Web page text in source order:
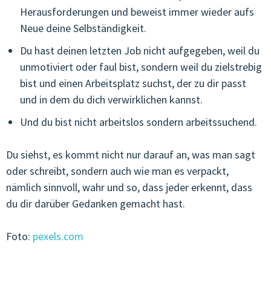
Herausforderungen und beweist immer wieder aufs
Neue deine Selbständigkeit.
Du hast deinen letzten Job nicht aufgegeben, weil du
unmotiviert oder faul bist, sondern weil du zielstrebig
bist und einen Arbeitsplatz suchst, der zu dir passt
und in dem du dich verwirklichen kannst.
Und du bist nicht arbeitslos sondern arbeitssuchend.
Du siehst, es kommt nicht nur darauf an, was man sagt
oder schreibt, sondern auch wie man es verpackt,
nämlich sinnvoll, wahr und so, dass jeder erkennt, dass
du dir darüber Gedanken gemacht hast.
Foto: pexels.com